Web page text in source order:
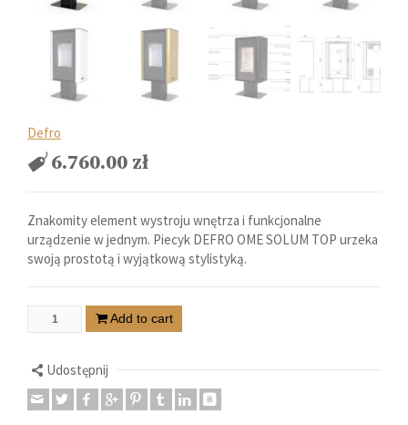
Defro
6.760.00 zł
Znakomity element wystroju wnętrza i funkcjonalne
urządzenie w jednym. Piecyk DEFRO OME SOLUM TOP urzeka
swoją prostotą i wyjątkową stylistyką.
Add to cart
Udostępnij